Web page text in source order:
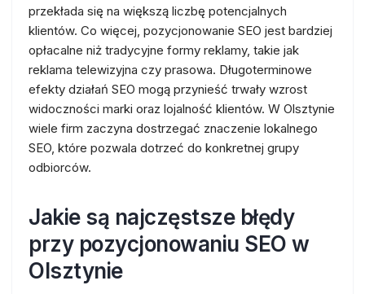
przekłada się na większą liczbę potencjalnych
klientów. Co więcej, pozycjonowanie SEO jest bardziej
opłacalne niż tradycyjne formy reklamy, takie jak
reklama telewizyjna czy prasowa. Długoterminowe
efekty działań SEO mogą przynieść trwały wzrost
widoczności marki oraz lojalność klientów. W Olsztynie
wiele firm zaczyna dostrzegać znaczenie lokalnego
SEO, które pozwala dotrzeć do konkretnej grupy
odbiorców.
Jakie są najczęstsze błędy
przy pozycjonowaniu SEO w
Olsztynie